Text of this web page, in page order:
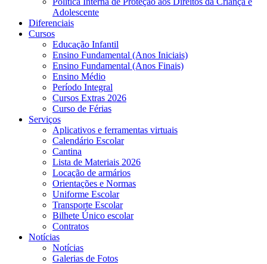
Adolescente
Diferenciais
Cursos
Educação Infantil
Ensino Fundamental (Anos Iniciais)
Ensino Fundamental (Anos Finais)
Ensino Médio
Período Integral
Cursos Extras 2026
Curso de Férias
Serviços
Aplicativos e ferramentas virtuais
Calendário Escolar
Cantina
Lista de Materiais 2026
Locação de armários
Orientações e Normas
Uniforme Escolar
Transporte Escolar
Bilhete Único escolar
Contratos
Notícias
Notícias
Galerias de Fotos